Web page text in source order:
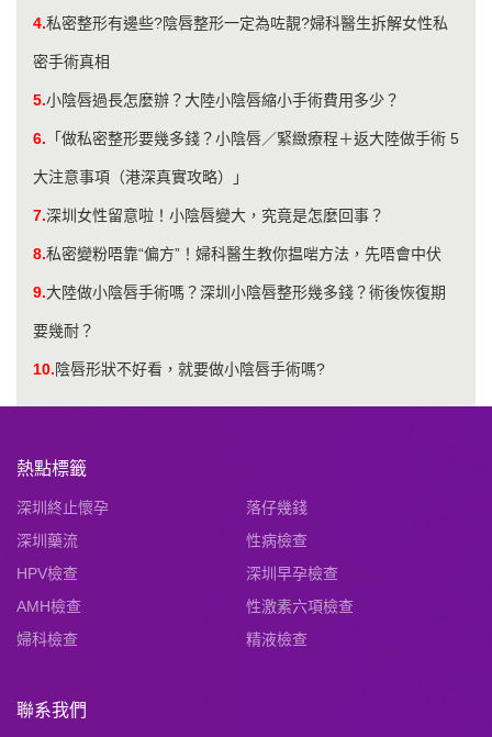
4.私密整形有邊些?陰唇整形一定為咗靚?婦科醫生拆解女性私
密手術真相
5.小陰唇過長怎麼辦？大陸小陰唇縮小手術費用多少？
6. 「做私密整形要幾多錢？小陰唇／緊緻療程＋返大陸做手術 5
大注意事項（港深真實攻略）」
7.深圳女性留意啦！小陰唇變大，究竟是怎麼回事？
8.私密變粉唔靠“偏方”！婦科醫生教你揾啱方法，先唔會中伏
9.大陸做小陰唇手術嗎？深圳小陰唇整形幾多錢？術後恢復期
要幾耐？
10.陰唇形狀不好看，就要做小陰唇手術嗎?
熱點標籤
深圳終止懷孕
落仔幾錢
深圳藥流
性病檢查
HPV檢查
深圳早孕檢查
AMH檢查
性激素六項檢查
婦科檢查
精液檢查
聯系我們